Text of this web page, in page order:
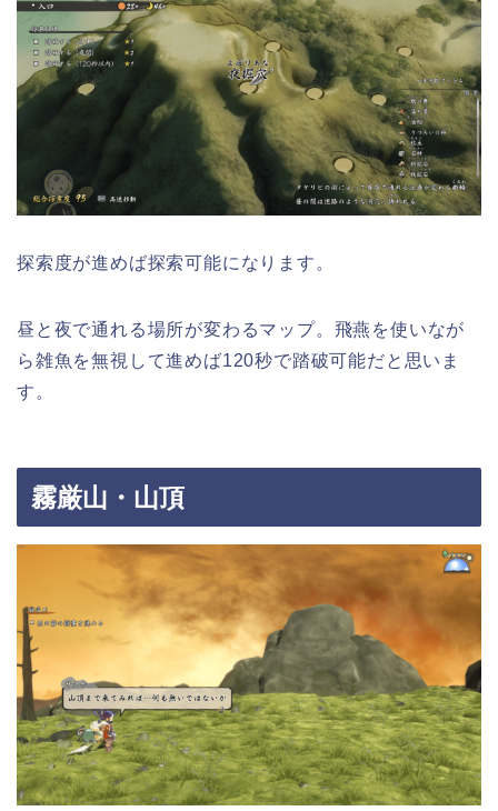
探索度が進めば探索可能になります。
昼と夜で通れる場所が変わるマップ。飛燕を使いなが
ら雑魚を無視して進めば120秒で踏破可能だと思いま
す。
霧厳山・山頂